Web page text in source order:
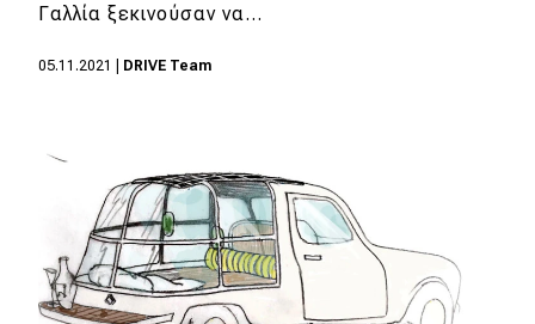
Μεταχειρισμένο
Οδηγός αγοράς
Συμβουλές
Γαλλία ξεκινούσαν να…
05.11.2021 DRIVE Team